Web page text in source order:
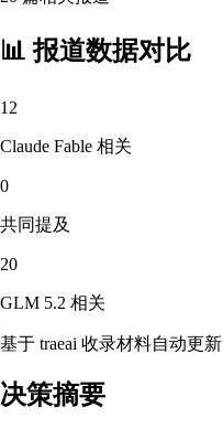
📊 报道数据对比
12
Claude Fable 相关
0
共同提及
20
GLM 5.2 相关
基于 traeai 收录材料自动更新
决策摘要